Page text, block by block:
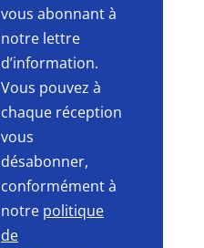
vous abonnant à
notre lettre
d’information.
Vous pouvez à
chaque réception
vous
désabonner,
conformément à
notre politique
de